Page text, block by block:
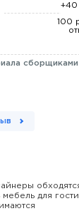
+40
100
мебель для